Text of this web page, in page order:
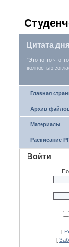
Цитата
"Это то-то что-
полностью
Главная
Архив
Материалы
Расписание
Войти
[
[